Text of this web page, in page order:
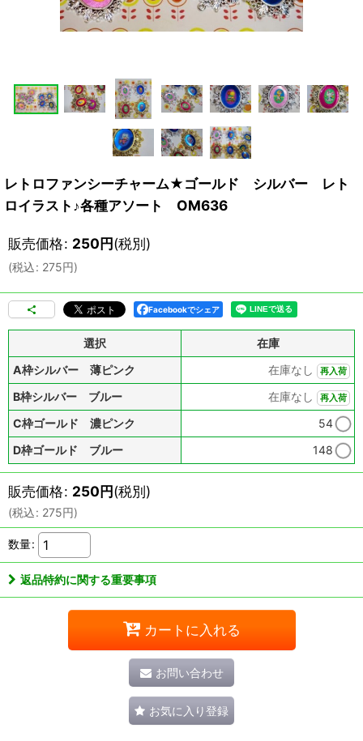
レトロファンシーチャーム★ゴールド シルバー レト
ロイラスト♪各種アソート OM636
販売価格: 250円(税別)
(税込: 275円)
Facebookでシェア
選択
在庫
A枠シルバー 薄ピンク
在庫なし 再入荷
B枠シルバー ブルー 在庫なし 再入荷
C枠ゴールド 濃ピンク
54
D枠ゴールド ブルー
148
販売価格: 250円(税別)
(税込: 275円)
数量:
返品特約に関する重要事項
カートに入れる
お問い合わせ
お気に入り登録